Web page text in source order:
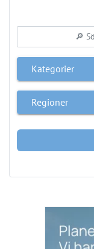
Kategorier
Regioner